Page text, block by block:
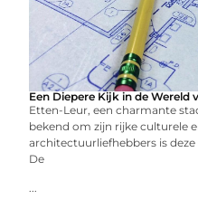
Een Diepere Kijk in de
Etten-Leur, een charmante
bekend om zijn rijke culturele
architectuurliefhebbers is
De
...